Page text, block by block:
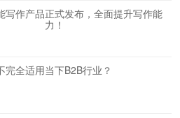
写作产品正式发布，全面提升写作能
力！
完全适用当下B2B行业？